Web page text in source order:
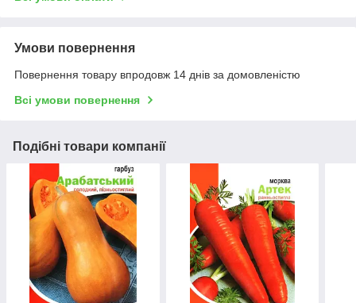
Умови повернення
Повернення товару впродовж 14 днів за домовленістю
Всі умови повернення
Подібні товари компанії